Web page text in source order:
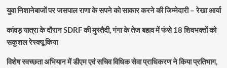
युवा निशानेबाजों पर जसपाल राणा के सपने को साकार करने की जिम्मेदारी – रेखा आर्या
कांवड़ यात्रा के दौरान SDRF की मुस्तैदी, गंगा के तेज बहाव में फंसे 18 शिवभक्तों को
सकुशल रेस्क्यू किया
विशेष स्वच्छता अभियान में डीएम एवं सचिव विधिक सेवा प्राधिकरण ने किया प्रतिभाग,